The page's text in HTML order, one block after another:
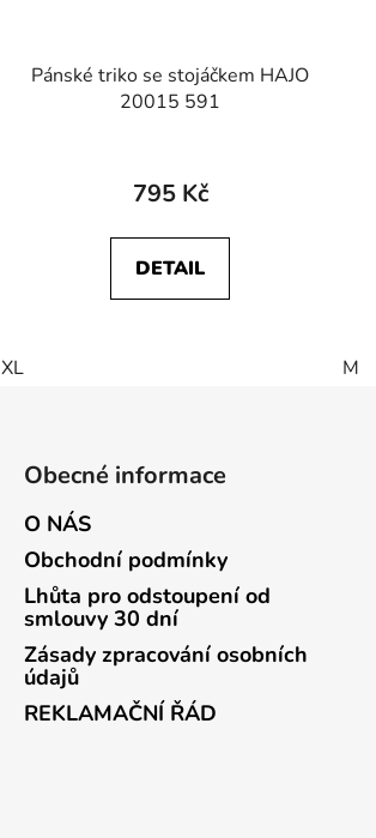
Pánské triko se stojáčkem HAJO
20015 591
795 Kč
DETAIL
XL M
Obecné informace
O NÁS
Obchodní podmínky
Lhůta pro odstoupení od
smlouvy 30 dní
Zásady zpracování osobních
údajů
REKLAMAČNÍ ŘÁD